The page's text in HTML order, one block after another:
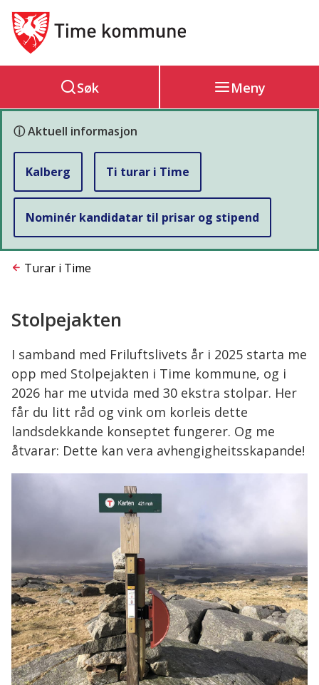
Hovedportal
Søk Meny
ⓘ Aktuell informasjon
Kalberg Ti turar i Time
Nominér kandidatar til prisar og stipend
DuTurar i Time
Stolpejakten
I samband med Friluftslivets år i 2025 starta me
opp med Stolpejakten i Time kommune, og i
2026 har me utvida med 30 ekstra stolpar. Her
får du litt råd og vink om korleis dette
landsdekkande konseptet fungerer. Og me
åtvarar: Dette kan vera avhengigheitsskapande!